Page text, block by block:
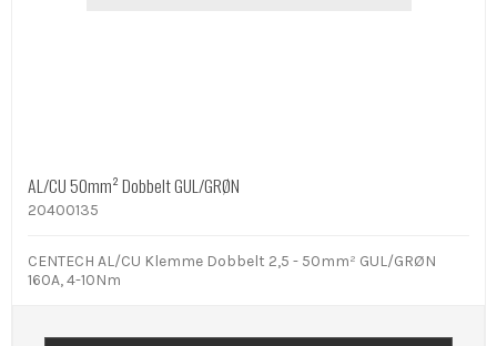
AL/CU 50mm² Dobbelt GUL/GRØN
20400135
CENTECH AL/CU Klemme Dobbelt 2,5 - 50mm² GUL/GRØN
160A, 4-10Nm